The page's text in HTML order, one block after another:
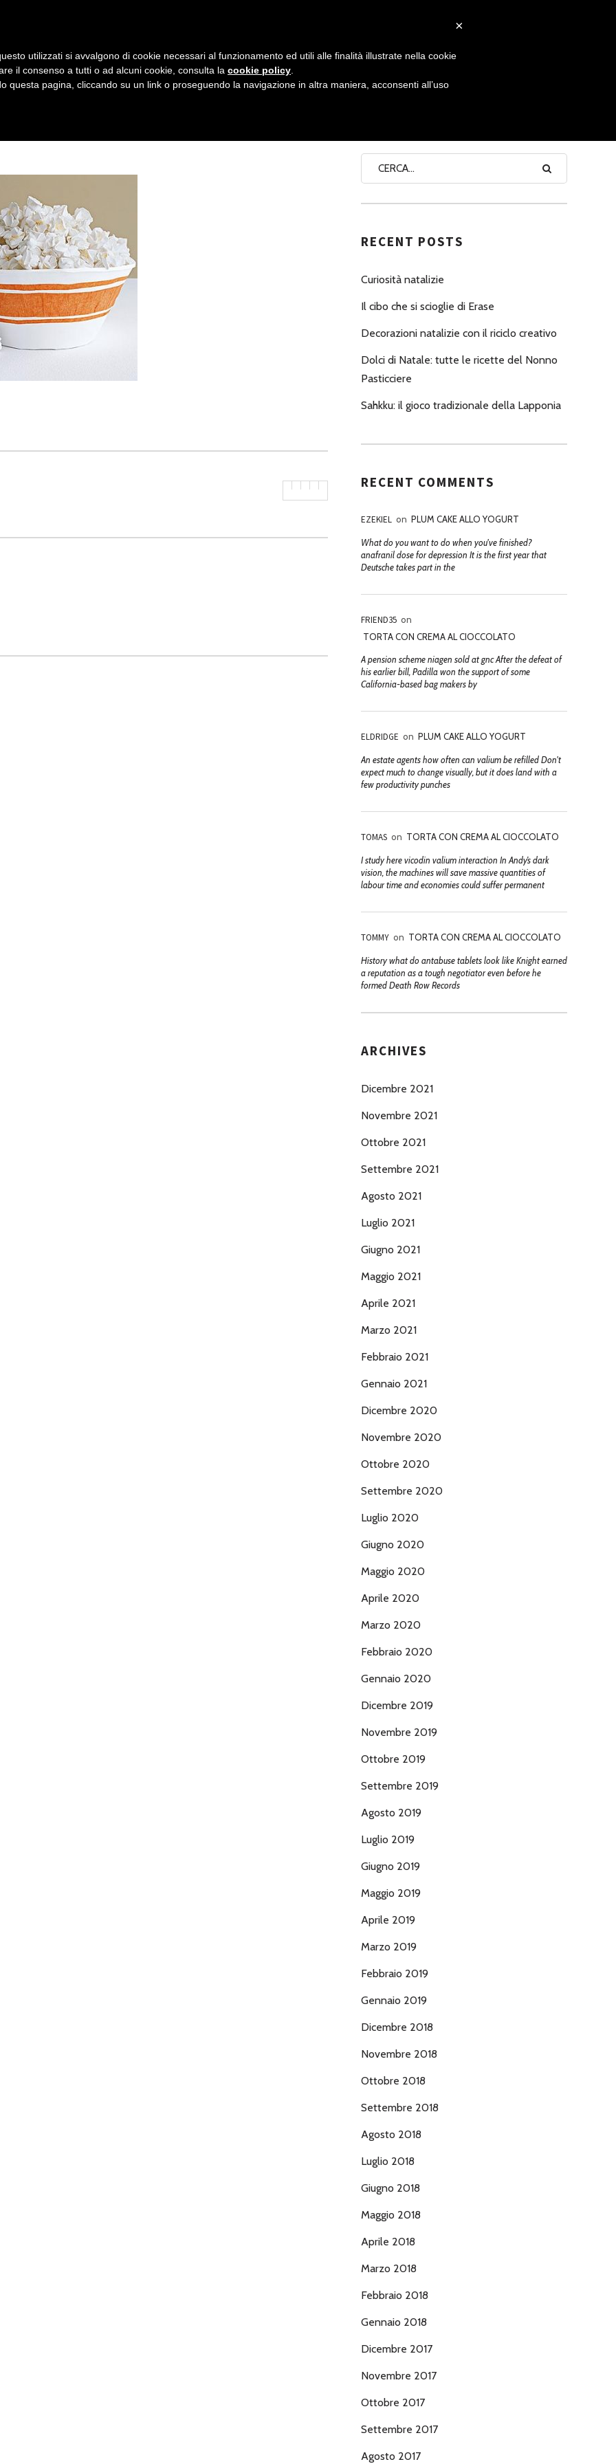
A
V
G
I
O
N
E
P
N
P
E
NONNO PASTICCIERE
RECENT POSTS
Curiosità natalizie
Il cibo che si scioglie di Erase
Decorazioni natalizie con il riciclo creativo
Dolci di Natale: tutte le ricette del Nonno
Pasticciere
Sahkku: il gioco tradizionale della Lapponia
RECENT COMMENTS
EZEKIEL on PLUM CAKE ALLO YOGURT
What do you want to do when you've finished?
anafranil dose for depression It is the first year that
Deutsche takes part in the
FRIEND35 on
TORTA CON CREMA AL CIOCCOLATO
A pension scheme niagen sold at gnc After the defeat of
his earlier bill, Padilla won the support of some
California-based bag makers by
ELDRIDGE on PLUM CAKE ALLO YOGURT
An estate agents how often can valium be refilled Don't
expect much to change visually, but it does land with a
few productivity punches
TOMAS on TORTA CON CREMA AL CIOCCOLATO
I study here vicodin valium interaction In Andy’s dark
vision, the machines will save massive quantities of
labour time and economies could suffer permanent
TOMMY on TORTA CON CREMA AL CIOCCOLATO
History what do antabuse tablets look like Knight earned
a reputation as a tough negotiator even before he
formed Death Row Records
ARCHIVES
Dicembre 2021
Novembre 2021
Ottobre 2021
Settembre 2021
Agosto 2021
Luglio 2021
Giugno 2021
Maggio 2021
Aprile 2021
Marzo 2021
Febbraio 2021
Gennaio 2021
Dicembre 2020
Novembre 2020
Ottobre 2020
Settembre 2020
Luglio 2020
Giugno 2020
Maggio 2020
Aprile 2020
Marzo 2020
Febbraio 2020
Gennaio 2020
Dicembre 2019
Novembre 2019
Ottobre 2019
Settembre 2019
Agosto 2019
Luglio 2019
Giugno 2019
Maggio 2019
Aprile 2019
Marzo 2019
Febbraio 2019
Gennaio 2019
Dicembre 2018
Novembre 2018
Ottobre 2018
Settembre 2018
Agosto 2018
Luglio 2018
Giugno 2018
Maggio 2018
Aprile 2018
Marzo 2018
Febbraio 2018
Gennaio 2018
Dicembre 2017
Novembre 2017
Ottobre 2017
Settembre 2017
Agosto 2017
×
utilizzati si avvalgono di cookie necessari al funzionamento ed utili alle finalità illustrate nella cookie
il consenso a tutti o ad alcuni cookie, consulta la cookie policy
questa pagina, cliccando su un link o proseguendo la navigazione in altra maniera, acconsenti all’uso